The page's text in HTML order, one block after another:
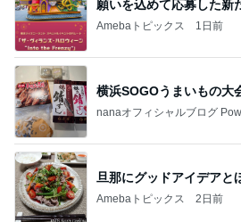
願いを込めて応募した新
Amebaトピックス 1日前
横浜SOGOうまいもの大
nanaオフィシャルブログ
旦那にグッドアイデアと
Amebaトピックス 2日前